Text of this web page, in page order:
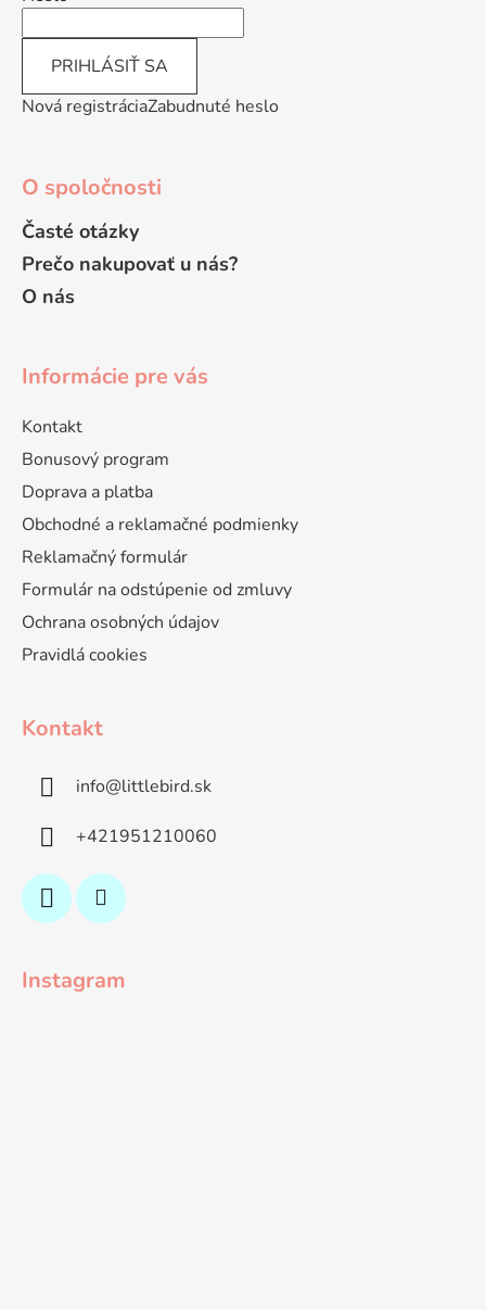
PRIHLÁSIŤ SA
Nová registráciaZabudnuté heslo
O spoločnosti
Časté otázky
Prečo nakupovať u nás?
O nás
Informácie pre vás
Kontakt
Bonusový program
Doprava a platba
Obchodné a reklamačné podmienky
Reklamačný formulár
Formulár na odstúpenie od zmluvy
Ochrana osobných údajov
Pravidlá cookies
Kontakt
info@littlebird.sk
+421951210060
Instagram